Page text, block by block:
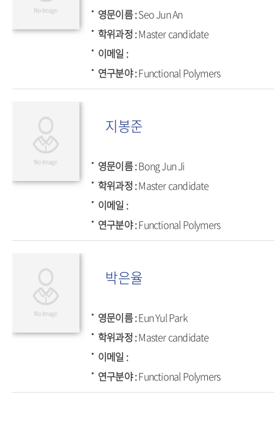
영문이름 Seo Jun An
학위과정 Master candidate
이메일
연구분야 Functional Polymers
지봉준
영문이름 Bong Jun Ji
학위과정 Master candidate
이메일
연구분야 Functional Polymers
박은율
영문이름 Eun Yul Park
학위과정 Master candidate
이메일
연구분야 Functional Polymers